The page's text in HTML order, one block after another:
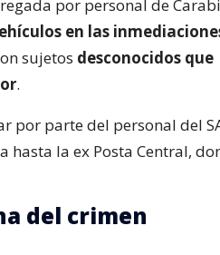
por personal de
en las
sujetos desconocidos que
.
por parte del personal del
la ex Posta Central,
del crimen